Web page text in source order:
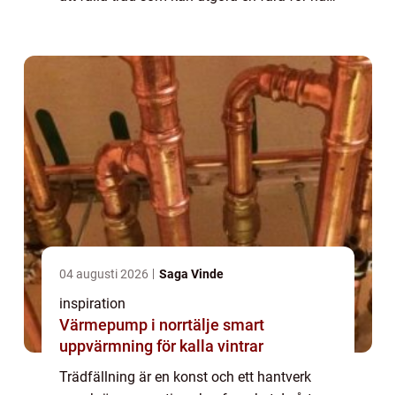
04 augusti 2026 Saga Vinde
inspiration
Värmepump i norrtälje smart
uppvärmning för kalla vintrar
Trädfällning är en konst och ett hantverk